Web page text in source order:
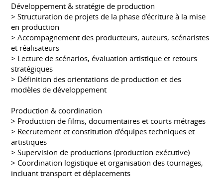
Développement & stratégie de production
> Structuration de projets de la phase d’écriture à la mise
en production
> Accompagnement des producteurs, auteurs, scénaristes
et réalisateurs
> Lecture de scénarios, évaluation artistique et retours
stratégiques
> Définition des orientations de production et des
modèles de développement
Production & coordination
> Production de films, documentaires et courts métrages
> Recrutement et constitution d’équipes techniques et
artistiques
> Supervision de productions (production exécutive)
> Coordination logistique et organisation des tournages,
incluant transport et déplacements